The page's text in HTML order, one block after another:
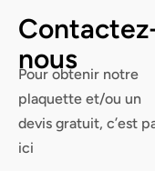
nous
Pour obtenir notre
plaquette et/ou un
devis gratuit, c’est
ici